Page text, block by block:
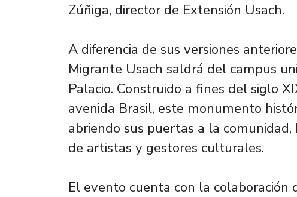
Zúñiga, director de Extensión Usach.
A diferencia de sus versiones
Migrante Usach saldrá del campus
Palacio. Construido a fines del siglo
avenida Brasil, este monumento
abriendo sus puertas a la
de artistas y gestores culturales.
El evento cuenta con la colaboración